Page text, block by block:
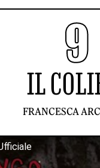
9
IL
FRANCESCA